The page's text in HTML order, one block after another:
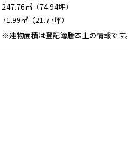
247.76㎡（74.94坪）
71.99㎡（21.77坪）
※建物面積は登記簿謄本上の情報です。